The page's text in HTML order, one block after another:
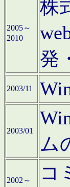
2005～
2010
株
発
2003/11
2003/01
ム
2002～
コ